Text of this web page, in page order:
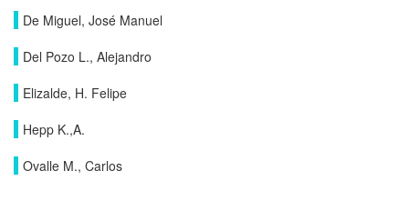
De Miguel, José Manuel
Del Pozo L., Alejandro
Elizalde, H. Felipe
Hepp K.,A.
Ovalle M., Carlos